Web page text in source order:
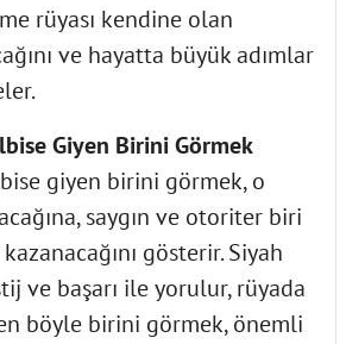
rüyası kendine olan
ve hayatta büyük adımlar
Giyen Birini Görmek
giyen birini görmek, o
saygın ve otoriter biri
gösterir. Siyah
ve başarı ile yorulur, rüyada
böyle birini görmek, önemli